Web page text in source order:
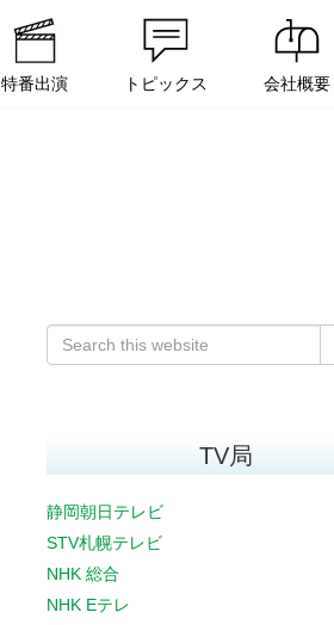
特番出演 トピックス 会社概要
TV局
静岡朝日テレビ
STV札幌テレビ
NHK 総合
NHK Eテレ